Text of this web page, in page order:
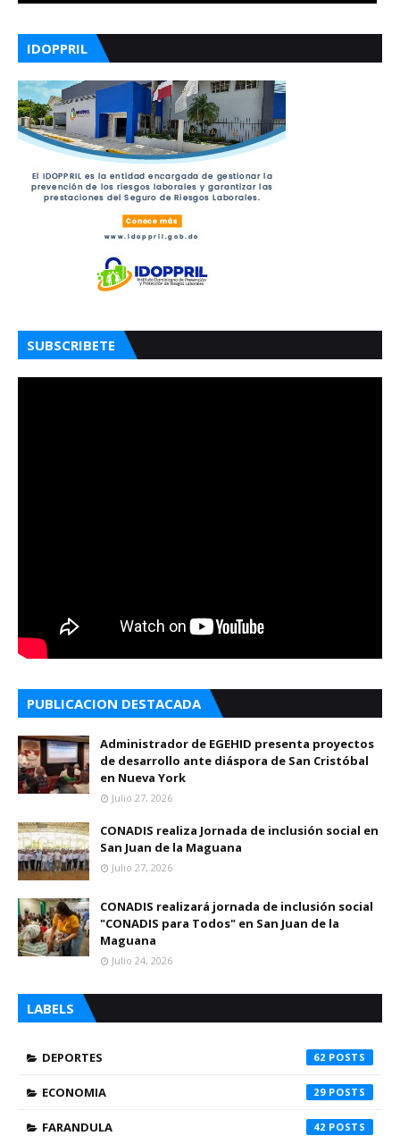
IDOPPRIL
SUBSCRIBETE
PUBLICACION DESTACADA
Administrador de EGEHID presenta proyectos
de desarrollo ante diáspora de San Cristóbal
en Nueva York
Julio 27, 2026
CONADIS realiza Jornada de inclusión social en
San Juan de la Maguana
Julio 27, 2026
CONADIS realizará jornada de inclusión social
"CONADIS para Todos" en San Juan de la
Maguana
Julio 24, 2026
LABELS
DEPORTES 62
ECONOMIA 29
FARANDULA 42